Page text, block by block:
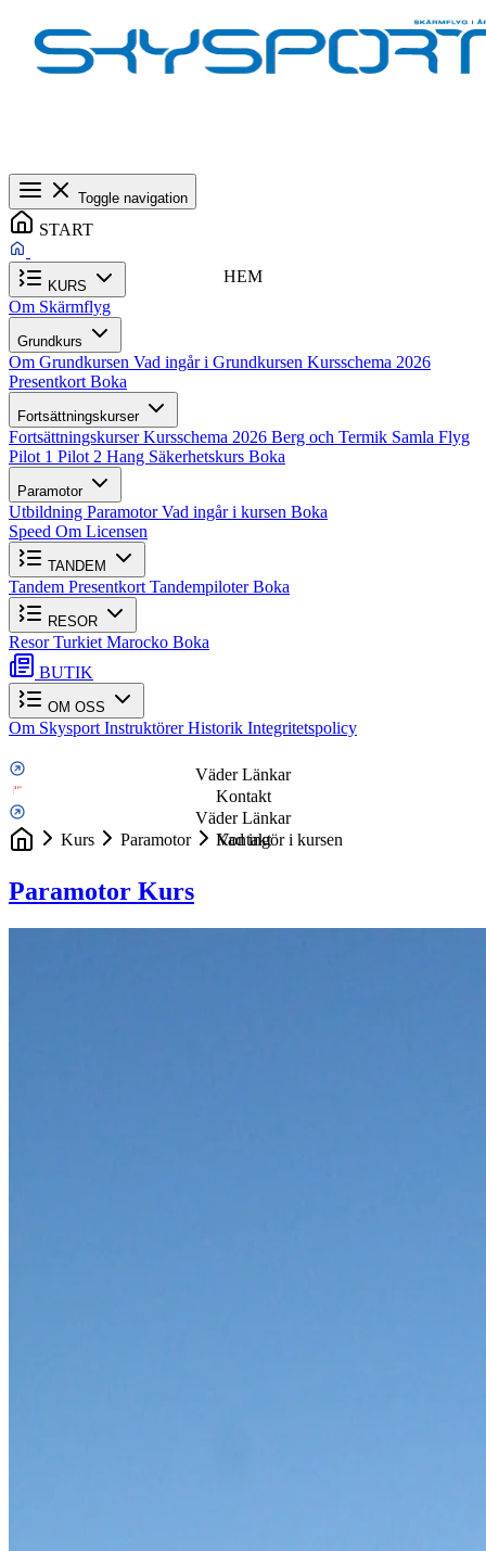
Toggle navigation
START
HEM
KURS
Om Skärmflyg
Grundkurs
Om Grundkursen Vad ingår i Grundkursen Kursschema 2026
Presentkort Boka
Fortsättningskurser
FortsättningskurserKursschema 2026 Berg och Termik Samla Flyg
Pilot 1 Pilot 2 Hang Säkerhetskurs Boka
Paramotor
Utbildning ParamotorVad ingår i kursen Boka
Speed Om Licensen
TANDEM
Tandem Presentkort TandempiloterBoka
RESOR
ResorTurkiet Marocko Boka
BUTIK
OM OSS
Om Skysport InstruktörerHistorik Integritetspolicy
Väder Länkar
Kontakt
Väder Länkar
Kontakt
Kurs Paramotor Vad ingör i kursen
Paramotor Kurs